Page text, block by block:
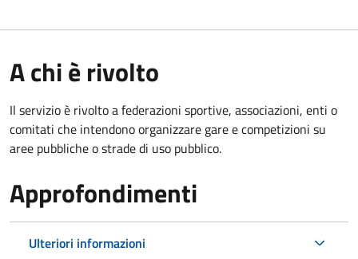
A chi è rivolto
Il servizio è rivolto a federazioni sportive, associazioni, enti o
comitati che intendono organizzare gare e competizioni su
aree pubbliche o strade di uso pubblico.
Approfondimenti
Ulteriori informazioni